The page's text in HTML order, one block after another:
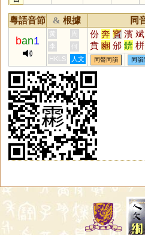
粵語音節 & 根據 同
ban1
黃 周 份 奔 賓 濱 斌
賁 豳 邠 錛 栟
璸 儐 泍 玢 攽
豩 虨 鐼 蟦
李
何
HKLS
人文 同聲同韻 同韻